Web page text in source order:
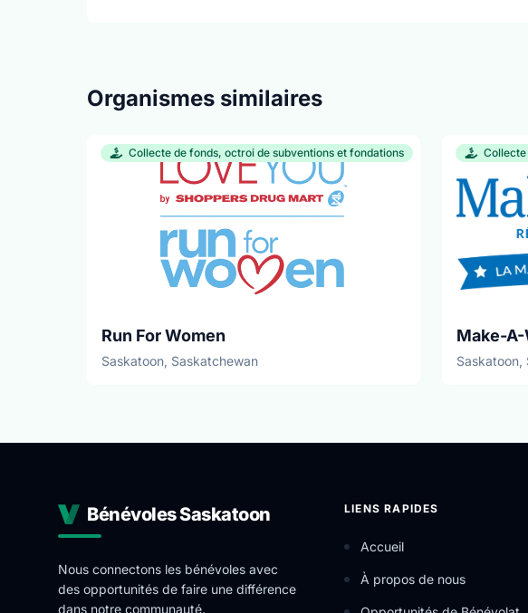
Organismes similaires
Collecte de fonds, octroi de subventions et fondations
Run For Women
Saskatoon, Saskatchewan
Make-A-
Saskatoon,
Bénévoles Saskatoon
Nous connectons les bénévoles avec
des opportunités de faire une différence
dans notre communauté.
LIENS RAPIDES
Accueil
À propos de nous